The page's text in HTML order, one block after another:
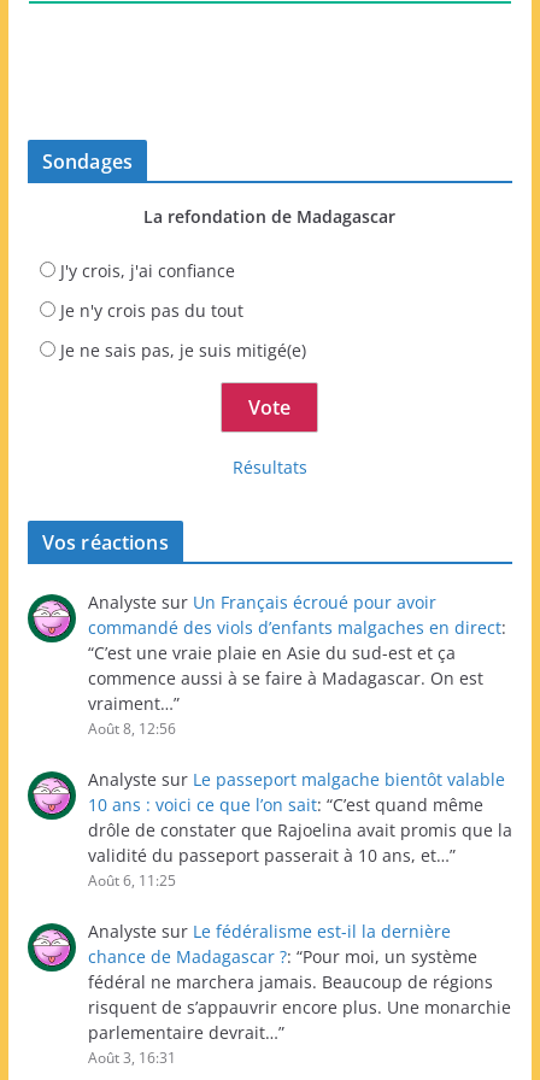
Sondages
La refondation de Madagascar
J'y crois, j'ai confiance
Je n'y crois pas du tout
Je ne sais pas, je suis mitigé(e)
Résultats
Vos réactions
Analyste sur Un Français écroué pour avoir
commandé des viols d’enfants malgaches en direct:
“C’est une vraie plaie en Asie du sud-est et ça
commence aussi à se faire à Madagascar. On est
vraiment…”
Août 8, 12:56
Analyste sur Le passeport malgache bientôt valable
10 ans : voici ce que l’on sait: “C’est quand même
drôle de constater que Rajoelina avait promis que la
validité du passeport passerait à 10 ans, et…”
Août 6, 11:25
Analyste sur Le fédéralisme est-il la dernière
chance de Madagascar ?: “Pour moi, un système
fédéral ne marchera jamais. Beaucoup de régions
risquent de s’appauvrir encore plus. Une monarchie
parlementaire devrait…”
Août 3, 16:31